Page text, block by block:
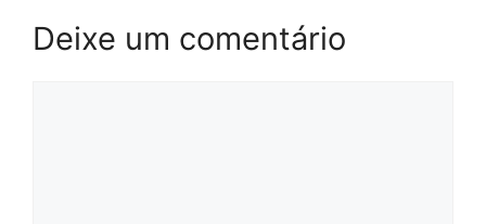
Deixe um comentário